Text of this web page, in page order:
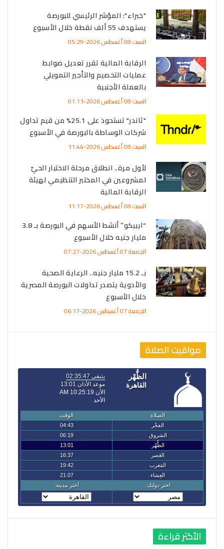
"خبراء": المؤشر الرئيسي للبورصة
يستهدف 55 ألف نقطة خلال الأسبوع
السبت 08 أغسطس 2026-05:29
الرقابة المالية تقرر تعديل ضوابط
عمليات التخصيم والتأجير التمويلي
بالعملة الأجنبية
السبت 08 أغسطس 2026-01:11
"ثاندر" تستحوذ على 25.1% من قيم تداول
شركات الوساطة بالبورصة في الأسبوع
السبت 08 أغسطس 2026-11:44
لأول مرة.. انطلاق مرحلة الاختبار الحيّ
لمشروعين في المختبر التنظيمي لهيئة
الرقابة المالية
السبت 08 أغسطس 2026-11:17
“ايبيكو” أنشط الأسهم في البورصة بـ 3.8
مليار جنيه خلال الأسبوع
الجمعة 07 أغسطس 2026-07:27
بـ 15.2 مليار جنيه.. الرعاية الصحية
والأدوية يتصدر تداولات البورصة المصرية
خلال الأسبوع
الجمعة 07 أغسطس 2026-06:17
مواقيت الصلاة
الأكثر قراءة